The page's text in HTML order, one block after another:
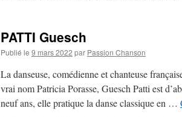
PATTI Guesch
Publié le 9 mars 2022 par Passion Chanson
La danseuse, comédienne et chanteuse
vrai nom Patricia Porasse, Guesch Patti est
neuf ans, elle pratique la danse classique en …